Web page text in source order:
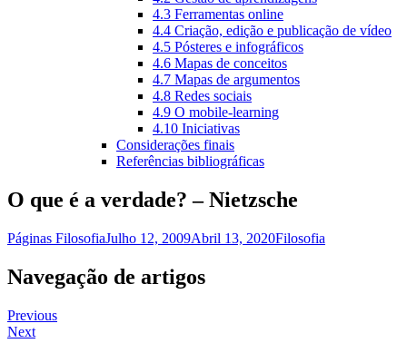
4.3 Ferramentas online
4.4 Criação, edição e publicação de vídeo
4.5 Pósteres e infográficos
4.6 Mapas de conceitos
4.7 Mapas de argumentos
4.8 Redes sociais
4.9 O mobile-learning
4.10 Iniciativas
Considerações finais
Referências bibliográficas
O que é a verdade? – Nietzsche
Páginas FilosofiaJulho 12, 2009Abril 13, 2020Filosofia
Navegação de artigos
Previous
Next